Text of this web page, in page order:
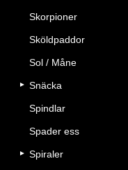
Skorpioner
Sköldpaddor
Sol / Måne
Snäcka
Spindlar
Spader ess
Spiraler